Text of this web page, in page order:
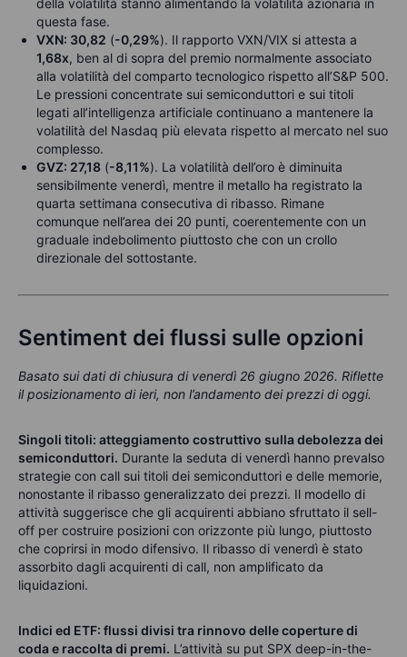
della volatilità stanno alimentando la volatilità azionaria in
questa fase.
VXN: 30,82 (-0,29%). Il rapporto VXN/VIX si attesta a
1,68x, ben al di sopra del premio normalmente associato
alla volatilità del comparto tecnologico rispetto all’S&P 500.
Le pressioni concentrate sui semiconduttori e sui titoli
legati all’intelligenza artificiale continuano a mantenere la
volatilità del Nasdaq più elevata rispetto al mercato nel suo
complesso.
GVZ: 27,18 (-8,11%). La volatilità dell’oro è diminuita
sensibilmente venerdì, mentre il metallo ha registrato la
quarta settimana consecutiva di ribasso. Rimane
comunque nell’area dei 20 punti, coerentemente con un
graduale indebolimento piuttosto che con un crollo
direzionale del sottostante.
Sentiment dei flussi sulle opzioni
Basato sui dati di chiusura di venerdì 26 giugno 2026. Riflette
il posizionamento di ieri, non l’andamento dei prezzi di oggi.
Singoli titoli: atteggiamento costruttivo sulla debolezza dei
semiconduttori. Durante la seduta di venerdì hanno prevalso
strategie con call sui titoli dei semiconduttori e delle memorie,
nonostante il ribasso generalizzato dei prezzi. Il modello di
attività suggerisce che gli acquirenti abbiano sfruttato il sell-
off per costruire posizioni con orizzonte più lungo, piuttosto
che coprirsi in modo difensivo. Il ribasso di venerdì è stato
assorbito dagli acquirenti di call, non amplificato da
liquidazioni.
Indici ed ETF: flussi divisi tra rinnovo delle coperture di
coda e raccolta di premi. L’attività su put SPX deep-in-the-